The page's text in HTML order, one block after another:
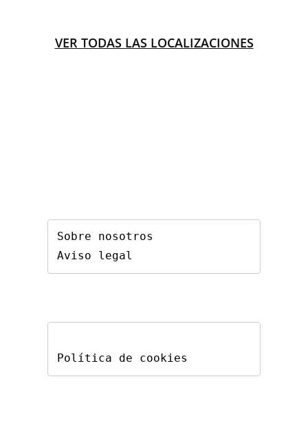
VER TODAS LAS LOCALIZACIONES
Sobre nosotros
Aviso legal
Política de cookies